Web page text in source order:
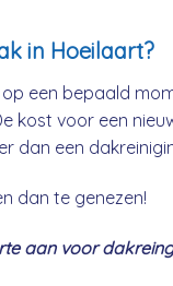
in Hoeilaart?
een bepaald
kost voor een
dan een
dan te genezen!
aan voor